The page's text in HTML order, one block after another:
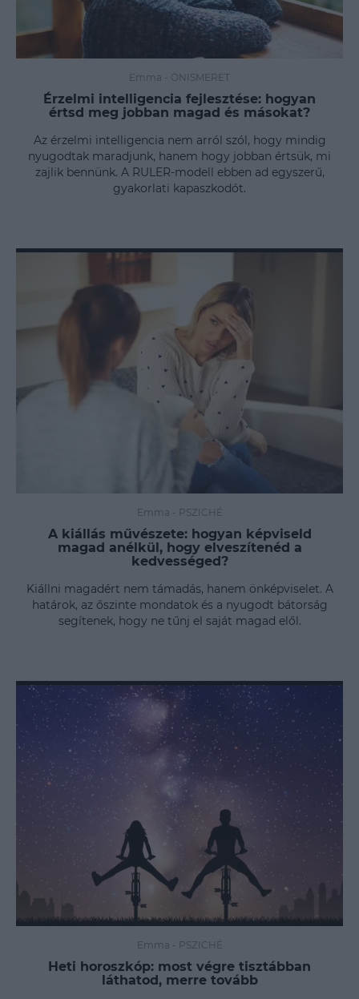
Emma - ÖNISMERET
Érzelmi intelligencia fejlesztése: hogyan
értsd meg jobban magad és másokat?
Az érzelmi intelligencia nem arról szól, hogy mindig
nyugodtak maradjunk, hanem hogy jobban értsük, mi
zajlik bennünk. A RULER-modell ebben ad egyszerű,
gyakorlati kapaszkodót.
Emma - PSZICHÉ
A kiállás művészete: hogyan képviseld
magad anélkül, hogy elveszítenéd a
kedvességed?
Kiállni magadért nem támadás, hanem önképviselet. A
határok, az őszinte mondatok és a nyugodt bátorság
segítenek, hogy ne tűnj el saját magad elől.
Emma - PSZICHÉ
Heti horoszkóp: most végre tisztábban
láthatod, merre tovább